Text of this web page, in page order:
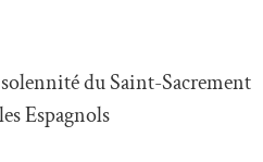
du Saint-Sacrement
Espagnols